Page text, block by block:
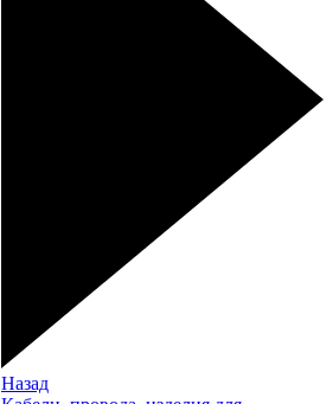
Назад